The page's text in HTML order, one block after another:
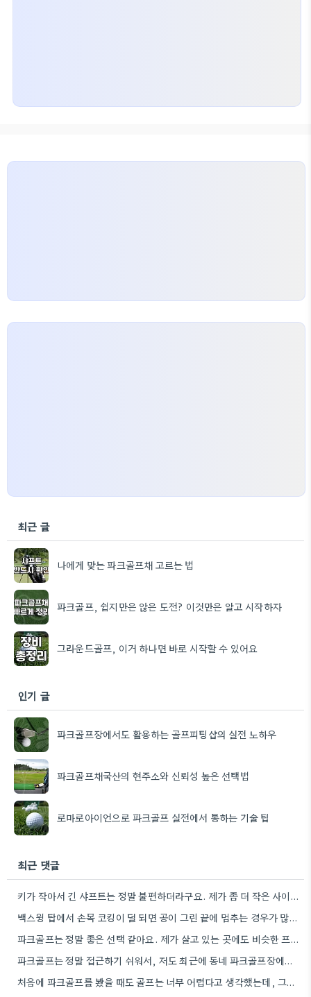
최근 글
나에게 맞는 파크골프채 고르는 법
파크골프, 쉽지만은 않은 도전? 이것만은 알고 시작하자
그라운드골프, 이거 하나면 바로 시작할 수 있어요
인기 글
파크골프장에서도 활용하는 골프피팅샵의 실전 노하우
파크골프채국산의 현주소와 신뢰성 높은 선택법
로마로아이언으로 파크골프 실전에서 통하는 기술 팁
최근 댓글
키가 작아서 긴 샤프트는 정말 불편하더라구요. 제가 좀 더 작은 사이즈를 찾아봐야겠어요.
백스윙 탑에서 손목 코킹이 덜 되면 공이 그린 끝에 멈추는 경우가 많더라고요. 숏게임의 핵심은 정확한…
파크골프는 정말 좋은 선택 같아요. 제가 살고 있는 곳에도 비슷한 프로그램이 있으면 좋겠어요.
파크골프는 정말 접근하기 쉬워서, 저도 최근에 동네 파크골프장에서 한 번 해봤어요. 처음에는 좀 어색했지만, 다들…
처음에 파크골프를 봤을 때도 골프는 너무 어렵다고 생각했는데, 그렇게 접근하기 쉬운 운동이 있었다니 신기하네요.